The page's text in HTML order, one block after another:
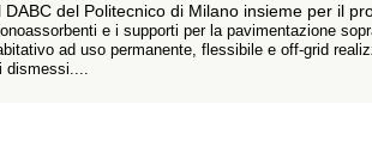
DABC del Politecnico di Milano insieme per il
e i supporti per la pavimentazione
ad uso permanente, flessibile e off-grid
dismessi....